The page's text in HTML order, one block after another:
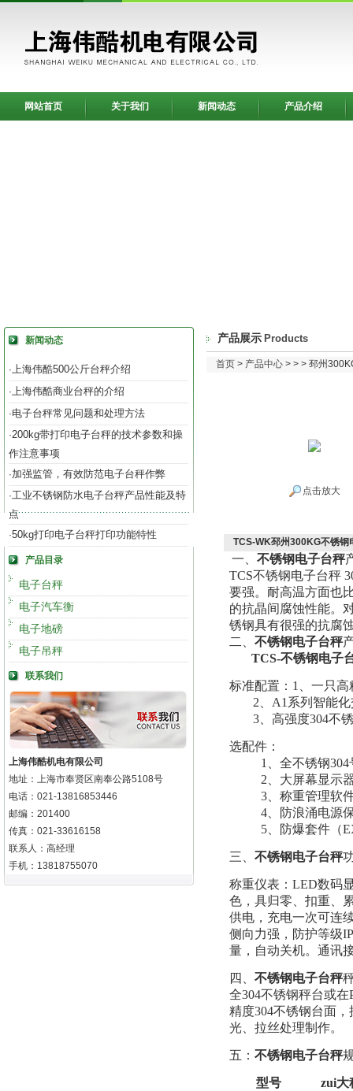
网站首页 关于我们 新闻动态 产品介绍
新闻动态
·上海伟酷500公斤台秤介绍
·上海伟酷商业台秤的介绍
·电子台秤常见问题和处理方法
·200kg带打印电子台秤的技术参数和操
作注意事项
·加强监管，有效防范电子台秤作弊
·工业不锈钢防水电子台秤产品性能及特
点
·50kg打印电子台秤打印功能特性
产品目录
电子台秤
电子汽车衡
电子地磅
电子吊秤
联系我们
上海伟酷机电有限公司
地址：上海市奉贤区南奉公路5108号
电话：021-13816853446
邮编：201400
传真：021-33616158
联系人：高经理
手机：13818755070
产品展示 Products
首页 > 产品中心 > > > 邳州
点击放大
TCS-WK邳州300KG不锈钢
一、 不锈钢电子台秤
TCS不锈钢电子台秤
要强。耐高温方面也
的抗晶间腐蚀性能。
锈钢具有很强的抗腐
二、 不锈钢电子台秤
TCS-不锈钢电子
标准配置：1、一只
2 、A1系列智能
3 、高强度304不
选配件：
1
、全不锈钢
2 、大屏幕显示
3 、称重管理软
4 、防浪涌电源
5 、防爆套件（
三、 不锈钢电子台秤
称重仪表：LED数码
色，具归零、扣重、
供电，充电一次可连
侧向力强，防护等级
量，自动关机。通讯
四、 不锈钢电子台秤
全304不锈钢秤台或
精度304不锈钢台面
光、拉丝处理制作。
五： 不锈钢电子台秤
型号
zui大